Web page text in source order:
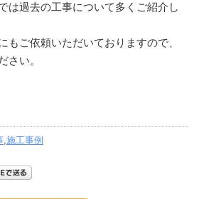
は過去の工事について多くご紹介し
もご依頼いただいておりますので、
さい。
,施工事例